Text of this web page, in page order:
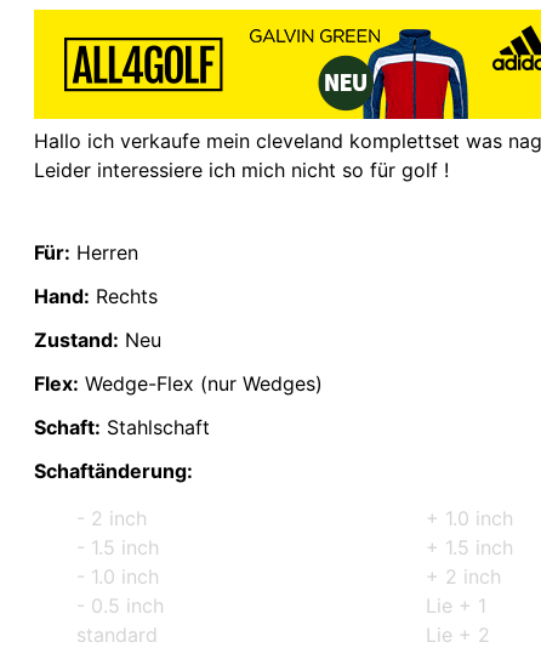
Hallo ich verkaufe mein cleveland komplettset was
Leider interessiere ich mich nicht so für golf !
Für: Herren
Hand: Rechts
Zustand: Neu
Flex: Wedge-Flex (nur Wedges)
Schaft: Stahlschaft
Schaftänderung:
- 2 inch
- 1.5 inch
- 1.0 inch
- 0.5 inch
standard
+ 1.0 inch
+ 1.5 inch
+ 2 inch
Lie + 1
Lie + 2